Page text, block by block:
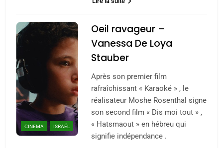
CINEMA ISRAÉL
Oeil ravageur –
Vanessa De Loya
Stauber
Après son premier film
rafraîchissant « Karaoké » , le
réalisateur Moshe Rosenthal signe
son second film « Dis moi tout » ,
« Hatsmaout » en hébreu qui
signifie indépendance .